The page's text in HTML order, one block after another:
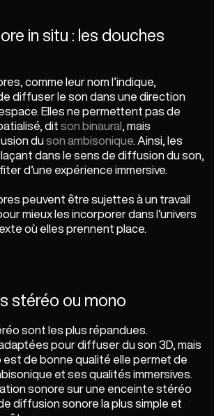
in situ : les douches
comme leur nom l’indique,
diffuser le son dans une direction
Elles ne permettent pas de
dit son binaural, mais
duson ambisonique. Ainsi, les
dans le sens de diffusion du son,
d’une expérience immersive.
peuvent être sujettes à un travail
mieux les incorporer dans l’univers
où elles prennent place.
stéréo ou mono
sont les plus répandues.
pour diffuser du son 3D, mais
est de bonne qualité elle permet de
et ses qualités immersives.
sonore sur une enceinte stéréo
diffusion sonore la plus simple et